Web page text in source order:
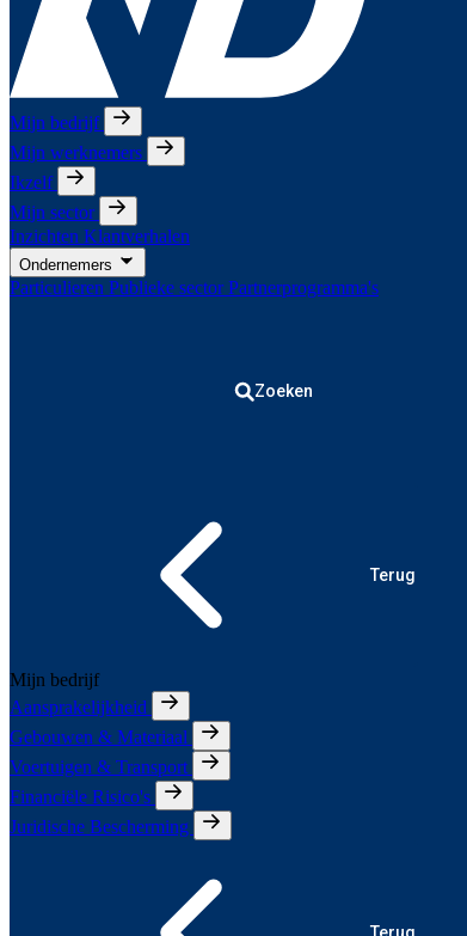
Mijn bedrijf
Mijn werknemers
Ikzelf
Mijn sector
Inzichten Klantverhalen
Ondernemers
Particulieren Publieke sectorPartnerprogramma's
Zoeken
Terug
Mijn bedrijf
Aansprakelijkheid
Gebouwen & Materiaal
Voertuigen & Transport
Financiële Risico's
Juridische Bescherming